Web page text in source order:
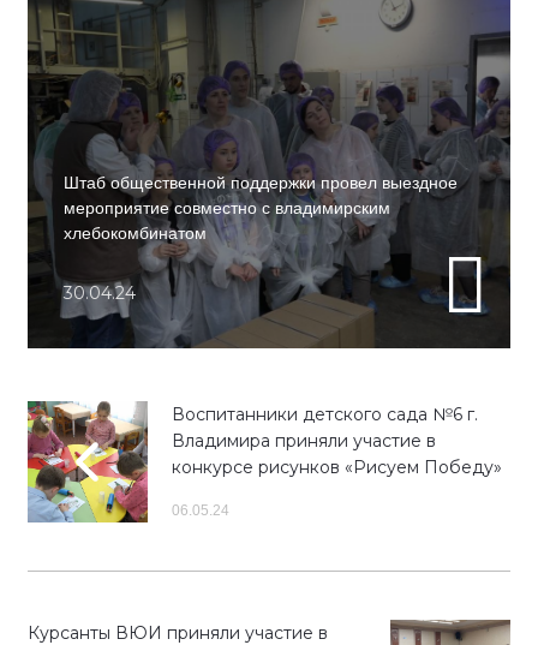
Штаб общественной поддержки провел выездное
мероприятие совместно с владимирским
хлебокомбинатом
30.04.24
Воспитанники детского сада №6 г.
Владимира приняли участие в
конкурсе рисунков «Рисуем Победу»
06.05.24
Курсанты ВЮИ приняли участие в